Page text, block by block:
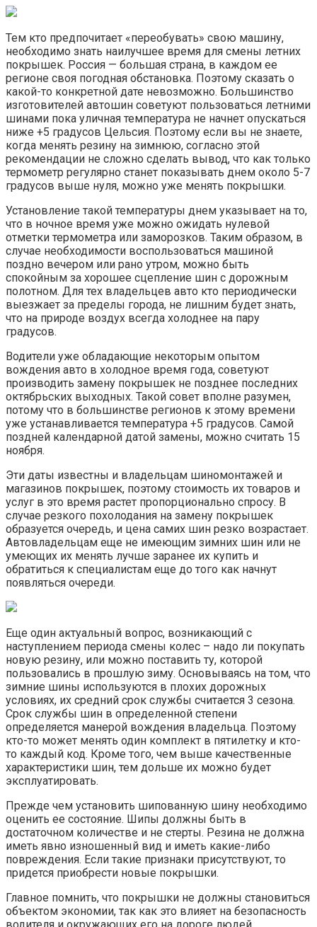
Тем кто предпочитает «переобувать» свою машину,
необходимо знать наилучшее время для смены летних
покрышек. Россия — большая страна, в каждом ее
регионе своя погодная обстановка. Поэтому сказать о
какой-то конкретной дате невозможно. Большинство
изготовителей автошин советуют пользоваться летними
шинами пока уличная температура не начнет опускаться
ниже +5 градусов Цельсия. Поэтому если вы не знаете,
когда менять резину на зимнюю, согласно этой
рекомендации не сложно сделать вывод, что как только
термометр регулярно станет показывать днем около 5-7
градусов выше нуля, можно уже менять покрышки.
Установление такой температуры днем указывает на то,
что в ночное время уже можно ожидать нулевой
отметки термометра или заморозков. Таким образом, в
случае необходимости воспользоваться машиной
поздно вечером или рано утром, можно быть
спокойным за хорошее сцепление шин с дорожным
полотном. Для тех владельцев авто кто периодически
выезжает за пределы города, не лишним будет знать,
что на природе воздух всегда холоднее на пару
градусов.
Водители уже обладающие некоторым опытом
вождения авто в холодное время года, советуют
производить замену покрышек не позднее последних
октябрьских выходных. Такой совет вполне разумен,
потому что в большинстве регионов к этому времени
уже устанавливается температура +5 градусов. Самой
поздней календарной датой замены, можно считать 15
ноября.
Эти даты известны и владельцам шиномонтажей и
магазинов покрышек, поэтому стоимость их товаров и
услуг в это время растет пропорционально спросу. В
случае резкого похолодания на замену покрышек
образуется очередь, и цена самих шин резко возрастает.
Автовладельцам еще не имеющим зимних шин или не
умеющих их менять лучше заранее их купить и
обратиться к специалистам еще до того как начнут
появляться очереди.
Еще один актуальный вопрос, возникающий с
наступлением периода смены колес – надо ли покупать
новую резину, или можно поставить ту, которой
пользовались в прошлую зиму. Основываясь на том, что
зимние шины используются в плохих дорожных
условиях, их средний срок службы считается 3 сезона.
Срок службы шин в определенной степени
определяется манерой вождения владельца. Поэтому
кто-то может менять один комплект в пятилетку и кто-
то каждый код. Кроме того, чем выше качественные
характеристики шин, тем дольше их можно будет
эксплуатировать.
Прежде чем установить шипованную шину необходимо
оценить ее состояние. Шипы должны быть в
достаточном количестве и не стерты. Резина не должна
иметь явно изношенный вид и иметь какие-либо
повреждения. Если такие признаки присутствуют, то
придется приобрести новые покрышки.
Главное помнить, что покрышки не должны становиться
объектом экономии, так как это влияет на безопасность